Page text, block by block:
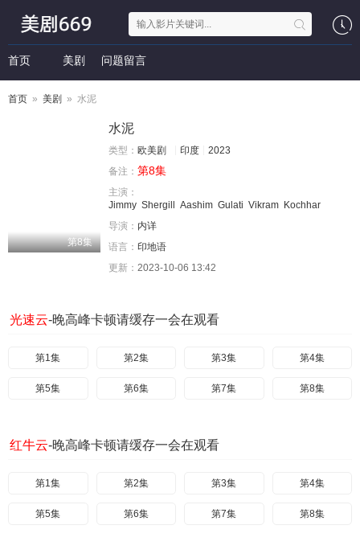
首页 美剧 问题留言
首页 » 美剧 » 水泥
第8集
水泥
类型： 欧美剧 印度
2023
备注： 第8集
主演：
Jimmy Shergill Aashim Gulati Vikram Kochhar
导演： 内详
语言： 印地语
更新： 2023-10-06 13:42
光速云-晚高峰卡顿请缓存一会在观看
第1集 第2集 第3集 第4集
第5集 第6集 第7集 第8集
红牛云-晚高峰卡顿请缓存一会在观看
第1集 第2集 第3集 第4集
第5集 第6集 第7集 第8集